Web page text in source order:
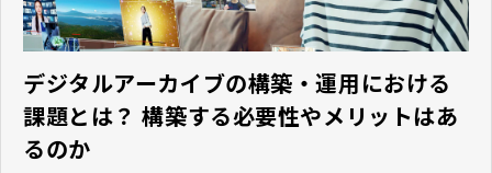
デジタルアーカイブの構築・運用における
課題とは？ 構築する必要性やメリットはあ
るのか